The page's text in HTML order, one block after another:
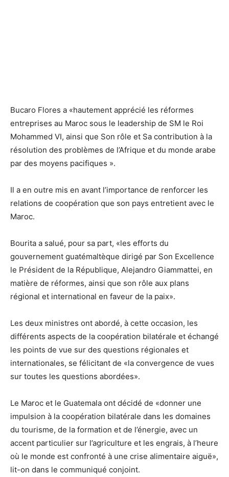
Bucaro Flores a «hautement apprécié les réformes
entreprises au Maroc sous le leadership de SM le Roi
Mohammed VI, ainsi que Son rôle et Sa contribution à la
résolution des problèmes de l’Afrique et du monde arabe
par des moyens pacifiques ».
Il a en outre mis en avant l’importance de renforcer les
relations de coopération que son pays entretient avec le
Maroc.
Bourita a salué, pour sa part, «les efforts du
gouvernement guatémaltèque dirigé par Son Excellence
le Président de la République, Alejandro Giammattei, en
matière de réformes, ainsi que son rôle aux plans
régional et international en faveur de la paix».
Les deux ministres ont abordé, à cette occasion, les
différents aspects de la coopération bilatérale et échangé
les points de vue sur des questions régionales et
internationales, se félicitant de «la convergence de vues
sur toutes les questions abordées».
Le Maroc et le Guatemala ont décidé de «donner une
impulsion à la coopération bilatérale dans les domaines
du tourisme, de la formation et de l’énergie, avec un
accent particulier sur l’agriculture et les engrais, à l’heure
où le monde est confronté à une crise alimentaire aiguë»,
lit-on dans le communiqué conjoint.